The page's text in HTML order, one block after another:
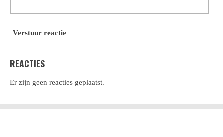
Verstuur reactie
REACTIES
Er zijn geen reacties geplaatst.